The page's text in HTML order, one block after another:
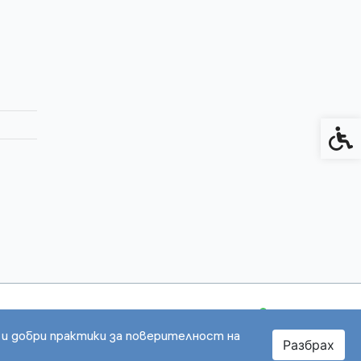
добри практики за поверителност на
Разбрах